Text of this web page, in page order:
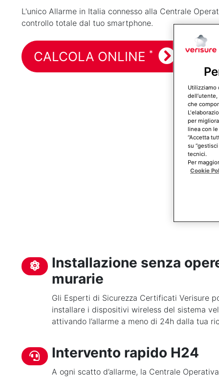
L'unico Allarme in Italia connesso alla Centrale
controllo totale dal tuo smartphone.
CALCOLA ONLINE *
Installazione senza
murarie
Gli Esperti di Sicurezza Certificati Verisure
installare i dispositivi wireless del sistema
attivando l’allarme a meno di 24h dalla tua
Intervento rapido H24
A ogni scatto d’allarme, la Centrale
Utilizziamo
che
per
linea con
“Accetta
su
tecnici.
Per
Cookie